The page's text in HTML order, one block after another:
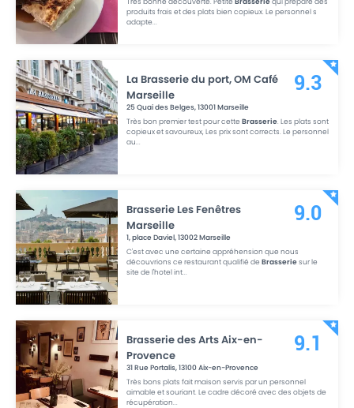
produits frais et des plats bien copieux. Le personnel s
adapte...
La Brasserie du port, OM Café
Marseille
25 Quai des Belges,13001Marseille
Très bon premier test pour cetteBrasserie. Les plats sont
copieux et savoureux, Les prix sont corrects. Le personnel
au...
9.3
Brasserie Les Fenêtres
Marseille
1, place Daviel,13002Marseille
C'est avec une certaine appréhension que nous
découvrions ce restaurant qualifié deBrasseriesur le
site de l'hotel int...
9.0
Brasserie des Arts Aix-en-
Provence
31 Rue Portalis,13100Aix-en-Provence
Très bons plats fait maison servis par un personnel
aimable et souriant. Le cadre décoré avec des objets de
récupération...
9.1